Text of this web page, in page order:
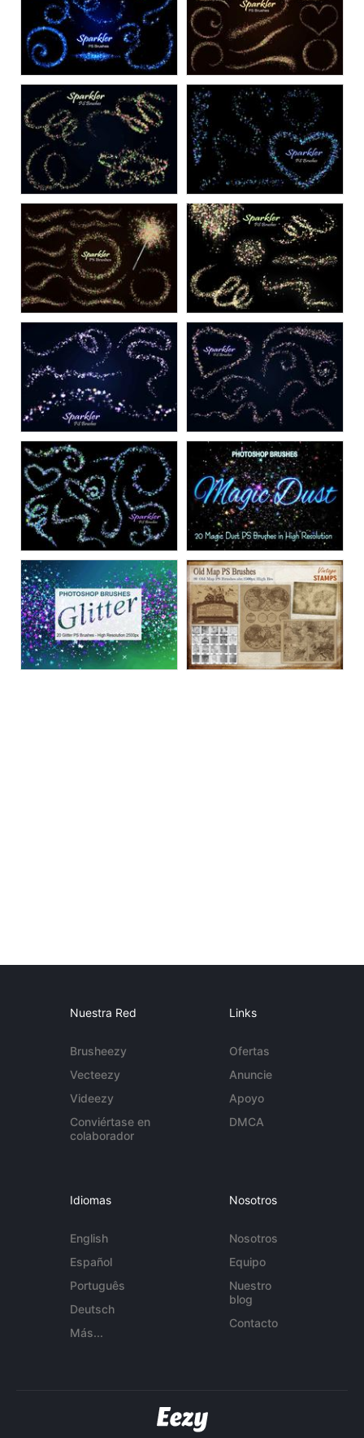
Nuestra Red
Brusheezy
Vecteezy
Videezy
Conviértase en
colaborador
Links
Ofertas
Anuncie
Apoyo
DMCA
Idiomas
English
Español
Português
Deutsch
Más...
Nosotros
Nosotros
Equipo
Nuestro
blog
Contacto